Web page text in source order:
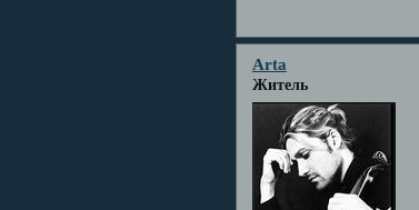
Arta
Житель